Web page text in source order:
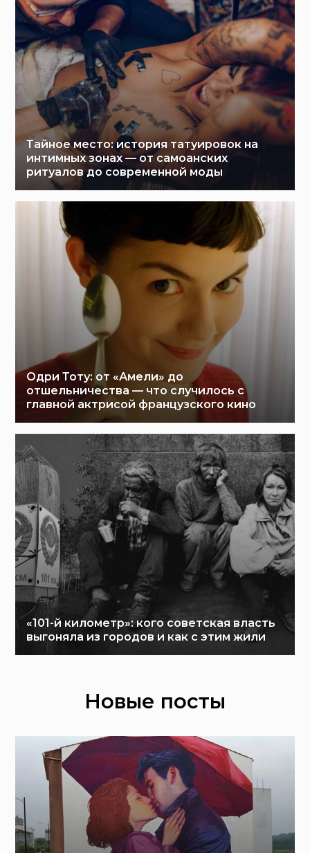
Тайное место: история татуировок на
интимных зонах — от самоанских
ритуалов до современной моды
Одри Тоту: от «Амели» до
отшельничества — что случилось с
главной актрисой французского кино
«101-й километр»: кого советская власть
выгоняла из городов и как с этим жили
Новые посты